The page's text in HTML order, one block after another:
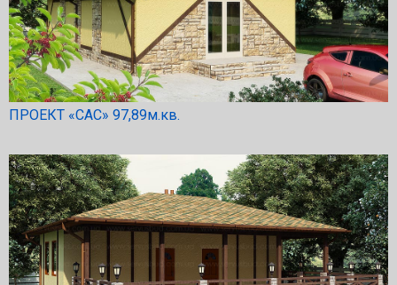
ПРОЕКТ «САС» 97,89м.кв.